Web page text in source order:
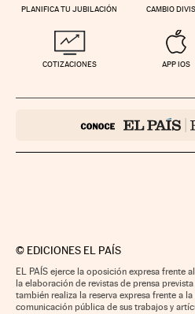
PLANIFICA TU JUBILACIÓN CAMBIO
COTIZACIONES APP IOS
© EDICIONES EL PAÍS
EL PAÍS ejerce la oposición expresa frente
la elaboración de revistas de prensa
también realiza la reserva expresa frente a
comunicación pública de sus trabajos y